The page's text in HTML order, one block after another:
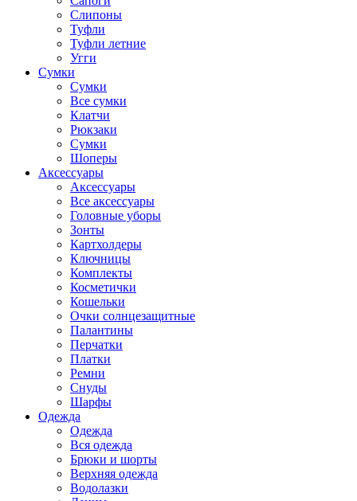
Слипоны
Туфли
Туфли летние
Угги
Сумки
Сумки
Все сумки
Клатчи
Рюкзаки
Сумки
Шоперы
Аксессуары
Аксессуары
Все аксессуары
Головные уборы
Зонты
Картхолдеры
Ключницы
Комплекты
Косметички
Кошельки
Очки солнцезащитные
Палантины
Перчатки
Платки
Ремни
Снуды
Шарфы
Одежда
Одежда
Вся одежда
Брюки и шорты
Верхняя одежда
Водолазки